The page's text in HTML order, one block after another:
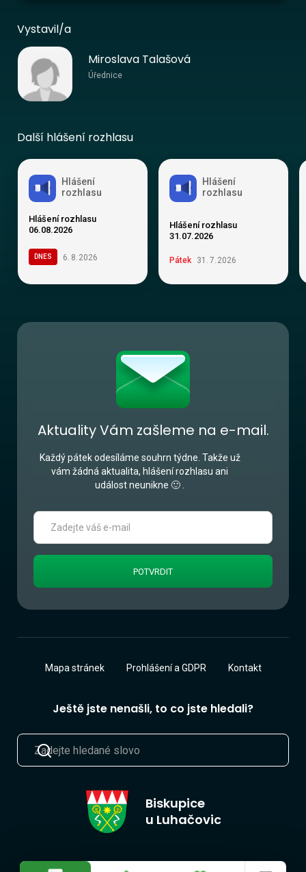
Vystavil/a
Miroslava Talašová
Úřednice
Další hlášení rozhlasu
Hlášení
rozhlasu
Hlášení rozhlasu
06.08.2026
DNES 6 8 2026
Hlášení
rozhlasu
Hlášení rozhlasu
31.07.2026
Pátek 31 . 7. 2026
Aktuality Vám zašleme na e-mail.
Každý pátek odesíláme souhrn týdne. Takže už
vám žádná aktualita, hlášení rozhlasu ani
událost neunikne 🙂 .
Biskupice
u Luhačovic
Ještě jste nenašli, to co jste hledali?
Mapa stránek Prohlášení a GDPR Kontakt